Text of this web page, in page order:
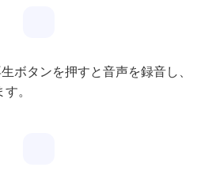
ボタンを押すと音声を録音し、
。